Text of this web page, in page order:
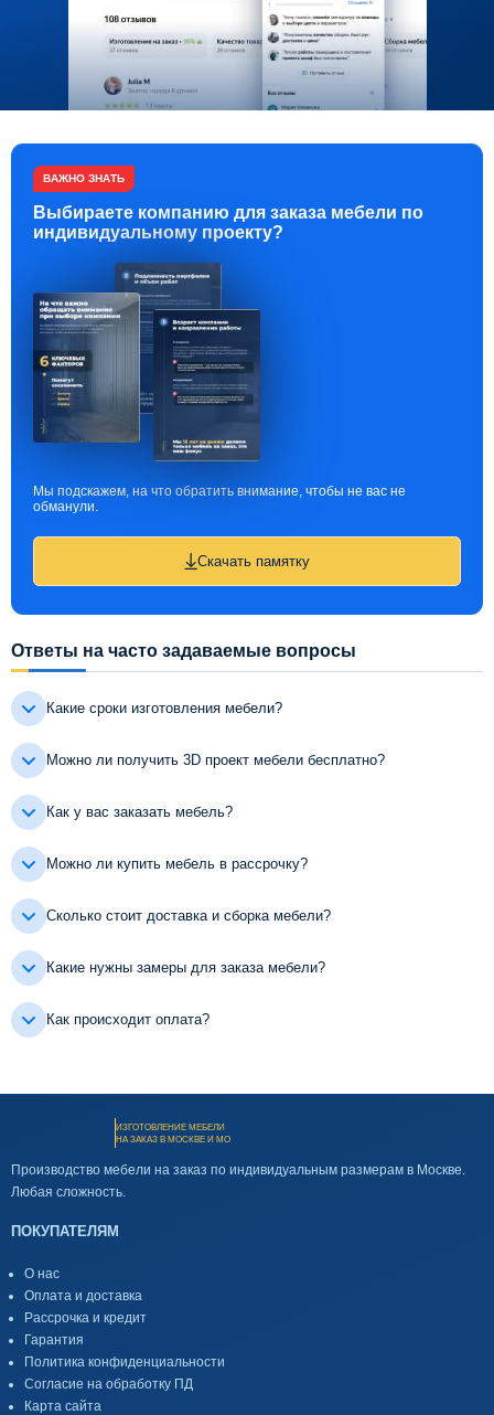
ВАЖНО ЗНАТЬ
Выбираете компанию для заказа мебели по
индивидуальному проекту?
Мы подскажем, на что обратить внимание, чтобы не вас не
обманули.
Скачать памятку
Ответы на часто задаваемые вопросы
Какие сроки изготовления мебели?
Можно ли получить 3D проект мебели бесплатно?
Как у вас заказать мебель?
Можно ли купить мебель в рассрочку?
Сколько стоит доставка и сборка мебели?
Какие нужны замеры для заказа мебели?
Как происходит оплата?
ИЗГОТОВЛЕНИЕ МЕБЕЛИ
НА ЗАКАЗ В МОСКВЕ И МО
Производство мебели на заказ по индивидуальным размерам в Москве.
Любая сложность.
ПОКУПАТЕЛЯМ
О нас
Оплата и доставка
Рассрочка и кредит
Гарантия
Политика конфиденциальности
Согласие на обработку ПД
Карта сайта